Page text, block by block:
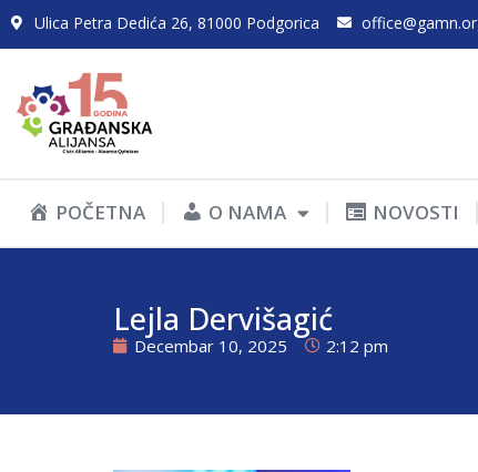
Ulica Petra Dedića 26, 81000 Podgorica
POČETNA O NAMA NOVOSTI
Lejla Dervišagić
Decembar 10, 2025 2:12 pm